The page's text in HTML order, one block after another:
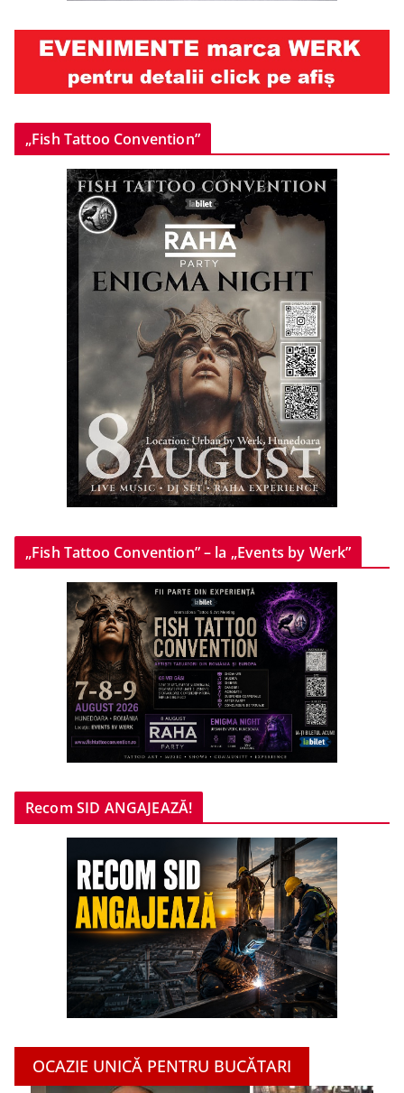
„Fish Tattoo Convention”
„Fish Tattoo Convention” – la „Events by Werk”
Recom SID ANGAJEAZĂ!
OCAZIE UNICĂ PENTRU BUCĂTARI